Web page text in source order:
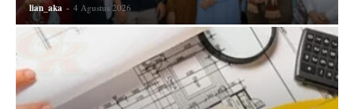
lian_aka - 4 Agustus 2026